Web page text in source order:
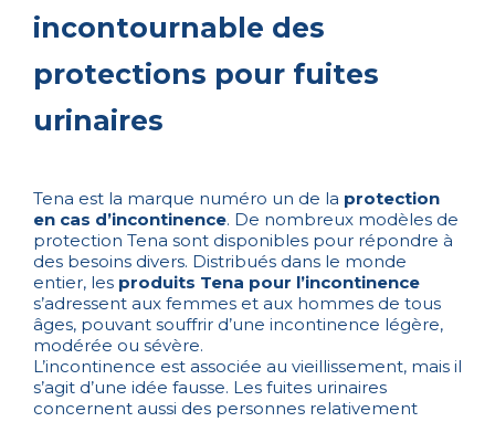
incontournable des
protections pour fuites
urinaires
Tena est la marque numéro un de la protection
en cas d’incontinence. De nombreux modèles de
protection Tena sont disponibles pour répondre à
des besoins divers. Distribués dans le monde
entier, les produits Tena pour l’incontinence
s’adressent aux femmes et aux hommes de tous
âges, pouvant souffrir d’une incontinence légère,
modérée ou sévère.
L’incontinence est associée au vieillissement, mais il
s’agit d’une idée fausse. Les fuites urinaires
concernent aussi des personnes relativement